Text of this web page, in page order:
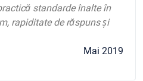
standarde înalte în
rapiditate de răspuns și
Mai 2019